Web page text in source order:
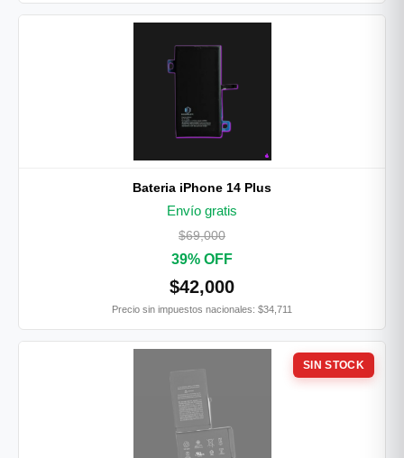
Bateria iPhone 14 Plus
Envío gratis
$69,000
39% OFF
$42,000
Precio sin impuestos nacionales: $34,711
SIN STOCK